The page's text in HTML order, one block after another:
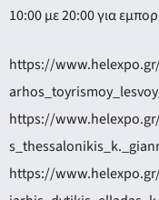
10:00 με 20:00 για
https://
https://
https://